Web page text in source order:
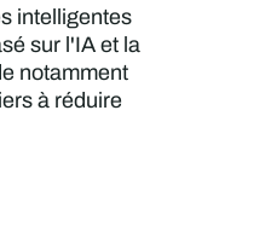
intelligentes
sur l'IA et la
notamment
à réduire